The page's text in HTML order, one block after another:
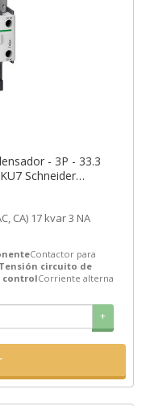
- 3P - 33.3
Schneider
Contactor para
Tensión circuito de
controlCorriente alterna
+